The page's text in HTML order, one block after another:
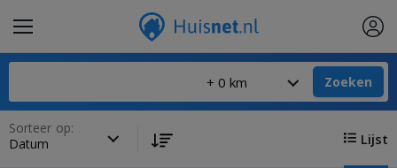
Zoeken
Sorteer op:
Lijst